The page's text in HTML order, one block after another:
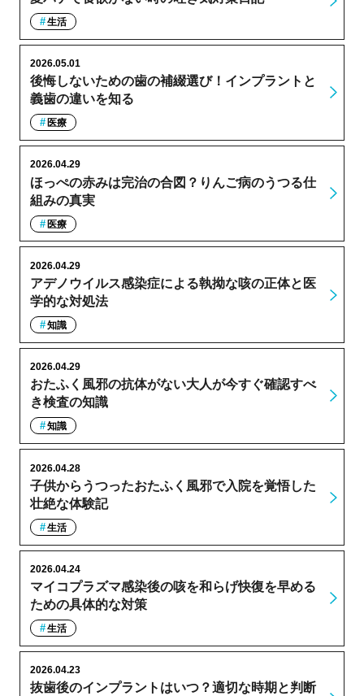
生活
後悔しないための歯の補綴選び！インプラントと
義歯の違いを知る
2026.05.01
医療
ほっぺの赤みは完治の合図？りんご病のうつる仕
組みの真実
2026.04.29
医療
アデノウイルス感染症による執拗な咳の正体と医
学的な対処法
2026.04.29
知識
おたふく風邪の抗体がない大人が今すぐ確認すべ
き検査の知識
2026.04.29
知識
子供からうつったおたふく風邪で入院を覚悟した
壮絶な体験記
2026.04.28
生活
マイコプラズマ感染後の咳を和らげ快復を早める
ための具体的な対策
2026.04.24
生活
抜歯後のインプラントはいつ？適切な時期と判断
2026.04.23